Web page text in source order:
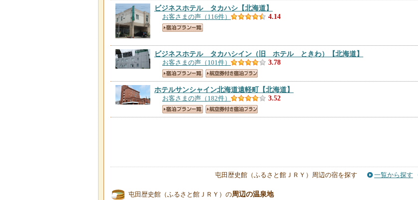
ビジネスホテル タカハシ 【北海道】
お客さまの声（116件） 4.14
ビジネスホテル タカハシイン（旧 ホテル ときわ） 【北海道】
お客さまの声（101件） 3.78
ホテルサンシャイン北海道遠軽町【北海道】
お客さまの声（182件） 3.52
屯田歴史館（ふるさと館ＪＲＹ）周辺の宿を探す 一覧から探す
屯田歴史館（ふるさと館ＪＲＹ）の周辺の温泉地